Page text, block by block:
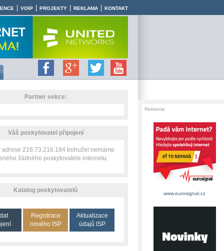
VOIP PROJEKTY REKLAMA KONTAKT
Partner sekce:
Váš poskytovatel připojení
adrese 216.73.216.184 bohužel nemáme
žádného poskytovatele internetu.
Katalog poskytovatelů
Registrace
nového ISP
Aktualizace
údajů ISP
Reklama:
www.eurosignal.cz